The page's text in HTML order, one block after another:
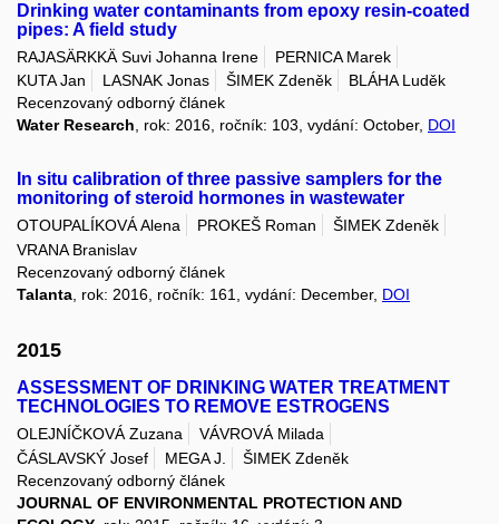
Drinking water contaminants from epoxy resin-coated
pipes: A field study
RAJASÄRKKÄ Suvi Johanna Irene
PERNICA Marek
KUTA Jan
LASNAK Jonas ŠIMEK Zdeněk
BLÁHA Luděk
Recenzovaný odborný článek
Water Research , rok: 2016, ročník: 103, vydání: October, DOI
In situ calibration of three passive samplers for the
monitoring of steroid hormones in wastewater
OTOUPALÍKOVÁ Alena PROKEŠ Roman
ŠIMEK Zdeněk
VRANA Branislav
Recenzovaný odborný článek
Talanta , rok: 2016, ročník: 161, vydání: December, DOI
2015
ASSESSMENT OF DRINKING WATER TREATMENT
TECHNOLOGIES TO REMOVE ESTROGENS
OLEJNÍČKOVÁ Zuzana
VÁVROVÁ Milada
ČÁSLAVSKÝ Josef
MEGA J.
ŠIMEK Zdeněk
Recenzovaný odborný článek
JOURNAL OF ENVIRONMENTAL PROTECTION AND